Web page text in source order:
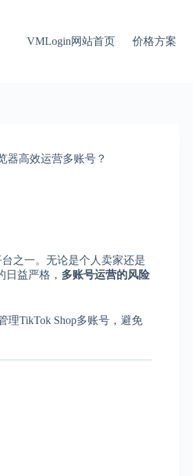
VMLogin网站首页 价格方案
器高效运营多账号？
之一。无论是个人卖家还是
益严格， 多账号运营的风险
理TikTok Shop多账号，避免